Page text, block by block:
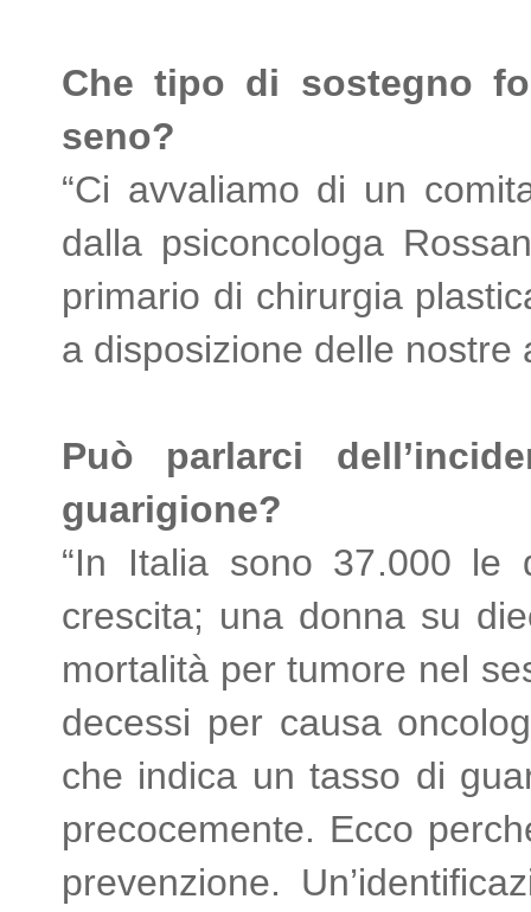
Che tipo di sostegno
seno?
“Ci avvaliamo di un
dalla psiconcologa
primario di chirurgia
a disposizione delle nostre
Può parlarci
guarigione?
“In Italia sono 37.000 le
crescita; una donna su
mortalità per tumore nel
decessi per causa
che indica un tasso di
precocemente. Ecco
prevenzione.